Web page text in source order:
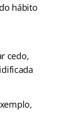
hábito
cedo,